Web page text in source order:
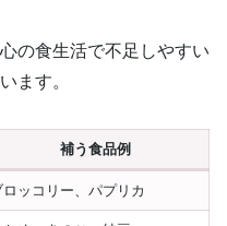
の食生活で不足しやすい
ます。
補う食品例
ロッコリー、パプリカ